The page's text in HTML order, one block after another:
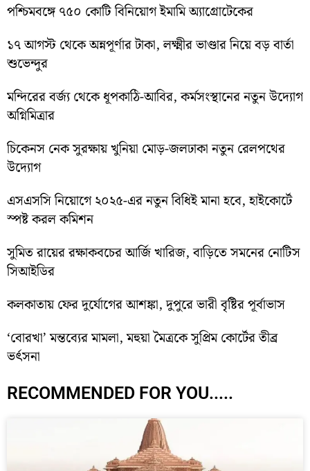
পশ্চিমবঙ্গে ৭৫০ কোটি বিনিয়োগ ইমামি অ্যাগ্রোটেকের
১৭ আগস্ট থেকে অন্নপূর্ণার টাকা, লক্ষ্মীর ভাণ্ডার নিয়ে বড় বার্তা
শুভেন্দুর
মন্দিরের বর্জ্য থেকে ধূপকাঠি-আবির, কর্মসংস্থানের নতুন উদ্যোগ
অগ্নিমিত্রার
চিকেনস নেক সুরক্ষায় খুনিয়া মোড়-জলঢাকা নতুন রেলপথের
উদ্যোগ
এসএসসি নিয়োগে ২০২৫-এর নতুন বিধিই মানা হবে, হাইকোর্টে
স্পষ্ট করল কমিশন
সুমিত রায়ের রক্ষাকবচের আর্জি খারিজ, বাড়িতে সমনের নোটিস
সিআইডির
কলকাতায় ফের দুর্যোগের আশঙ্কা, দুপুরে ভারী বৃষ্টির পূর্বাভাস
‘বোরখা’ মন্তব্যের মামলা, মহুয়া মৈত্রকে সুপ্রিম কোর্টের তীব্র
ভর্ৎসনা
RECOMMENDED FOR YOU.....